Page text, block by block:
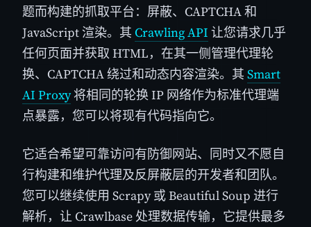
题而构建的抓取平台：屏蔽、CAPTCHA 和
JavaScript 渲染。其 Crawling API 让您请求几乎
任何页面并获取 HTML，在其一侧管理代理轮
换、CAPTCHA 绕过和动态内容渲染。其 Smart
AI Proxy将相同的轮换 IP 网络作为标准代理端
点暴露，您可以将现有代码指向它。
它适合希望可靠访问有防御网站、同时又不愿自
行构建和维护代理及反屏蔽层的开发者和团队。
您可以继续使用 Scrapy 或 Beautiful Soup 进行
解析，让 Crawlbase 处理数据传输，它提供最多